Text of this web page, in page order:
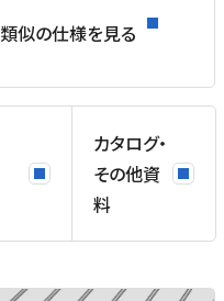
類似の仕様を見る
カタログ・
その他資
料